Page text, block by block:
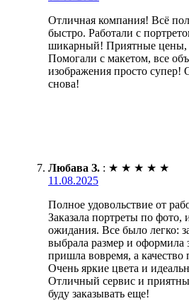
Отличная компания! Всё
быстро. Работали с
шикарный! Приятные цены,
Помогали с макетом, все
изображения просто супер!
снова!
Любава З. : ★ ★ ★ ★ ★
11.08.2025
Полное удовольствие от
Заказала портреты по фото,
ожидания. Все было легко:
выбрала размер и оформила
пришла вовремя, а качество
Очень яркие цвета и
Отличный сервис и
буду заказывать еще!